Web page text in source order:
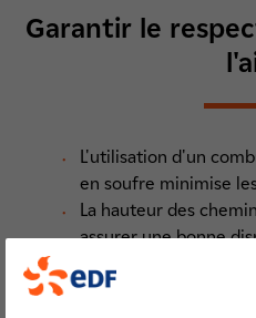
Garantir le
L'utilisation d'un
en soufre minimise
La hauteur des
assurer une bonne
Les autres